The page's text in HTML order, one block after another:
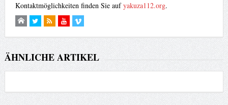
Kontaktmöglichkeiten finden Sie aufyakuza112.org.
ÄHNLICHE ARTIKEL